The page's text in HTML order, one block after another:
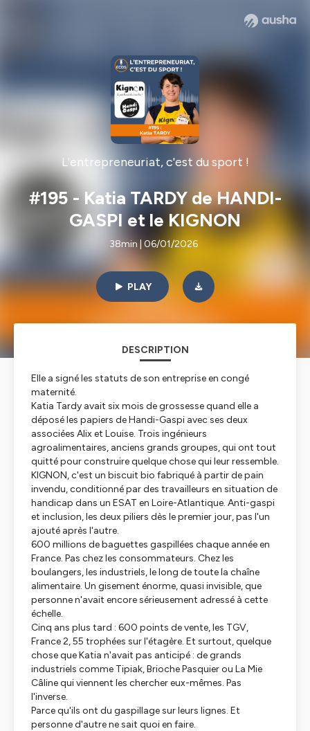
L'entrepreneuriat, c'est du sport !
#195 - Katia TARDY de HANDI-
GASPI et le KIGNON
38min | 06/01/2026
PLAY
DESCRIPTION
Elle a signé les statuts de son entreprise en congé
maternité.
Katia Tardy avait six mois de grossesse quand elle a
déposé les papiers de Handi-Gaspi avec ses deux
associées Alix et Louise. Trois ingénieurs
agroalimentaires, anciens grands groupes, qui ont tout
quitté pour construire quelque chose qui leur ressemble.
KIGNON, c'est un biscuit bio fabriqué à partir de pain
invendu, conditionné par des travailleurs en situation de
handicap dans un ESAT en Loire-Atlantique. Anti-gaspi
et inclusion, les deux piliers dès le premier jour, pas l'un
ajouté après l'autre.
600 millions de baguettes gaspillées chaque année en
France. Pas chez les consommateurs. Chez les
boulangers, les industriels, le long de toute la chaîne
alimentaire. Un gisement énorme, quasi invisible, que
personne n'avait encore sérieusement adressé à cette
échelle.
Cinq ans plus tard : 600 points de vente, les TGV,
France 2, 55 trophées sur l'étagère. Et surtout, quelque
chose que Katia n'avait pas anticipé : de grands
industriels comme Tipiak, Brioche Pasquier ou La Mie
Câline qui viennent les chercher eux-mêmes. Pas
l'inverse.
Parce qu'ils ont du gaspillage sur leurs lignes. Et
personne d'autre ne sait quoi en faire.